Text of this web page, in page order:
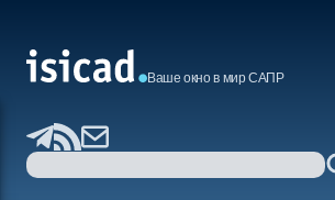
Ваше окно в мир САПР